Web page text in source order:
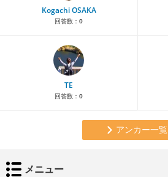
Kogachi OSAKA
回答数： 0
TE
回答数： 0
アンカー一覧
メニュー